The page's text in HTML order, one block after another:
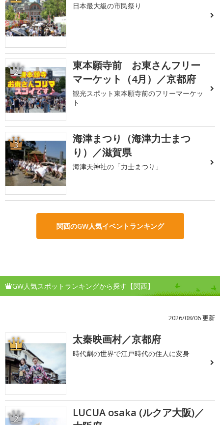
日本最大級の市民祭り
2
東本願寺前 お東さんフリー
マーケット（4月）／京都府
観光スポット東本願寺前のフリーマーケッ
ト
3
海津まつり（海津力士まつ
り）／滋賀県
海津天神社の「力士まつり」
関西のGW人気イベントランキング
GW人気スポットランキングから探す【関西】
2026/08/06 更新
1 太秦映画村／京都府
時代劇の世界で江戸時代の住人に変身
2
LUCUA osaka (ルクア大阪)／